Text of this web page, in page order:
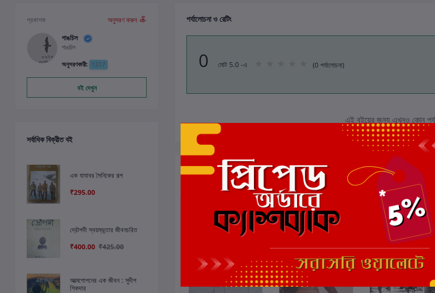
প্রকাশক
অনুসরণ করুন
গাঙচিল
গাঙচিল
অনুসরণকারী: 1217
বই দেখুন
সর্বাধিক বিক্রীত বই
এক যাযাবর সৈনিকের গল্প
₹295.00
দ্রৌপদী স্বয়ম্ভূতার জীবনচরিত
₹400.00 ₹425.00
আত্মগোপনের এক জীবন : সুদীপ
শিকদার
পর্যালোচনা ও রেটিং
0 মোট 5.0 -এ (0 পর্যালোচনা)
এই বইয়ের জন্য এখনও কোন
সংশ্লিষ্ট বই